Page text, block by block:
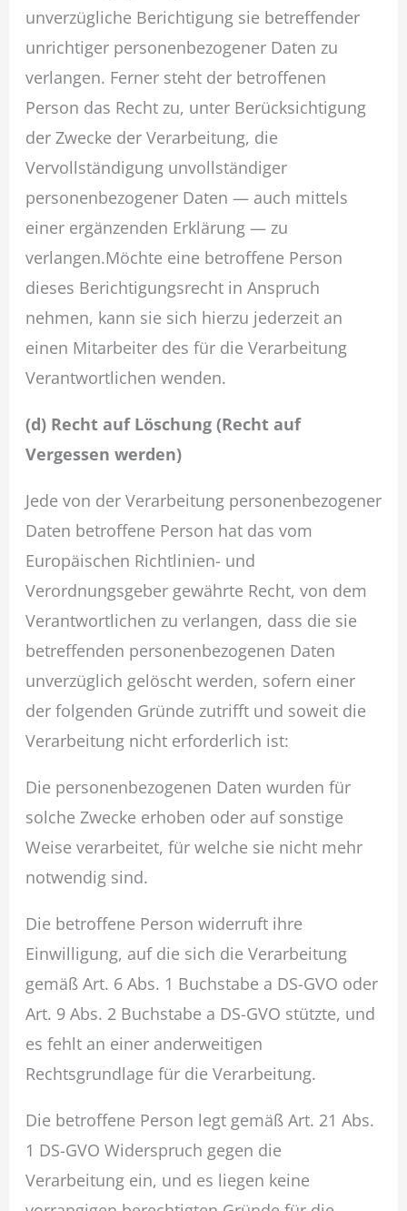
unverzügliche Berichtigung sie betreffender
unrichtiger personenbezogener Daten zu
verlangen. Ferner steht der betroffenen
Person das Recht zu, unter Berücksichtigung
der Zwecke der Verarbeitung, die
Vervollständigung unvollständiger
personenbezogener Daten — auch mittels
einer ergänzenden Erklärung — zu
verlangen.Möchte eine betroffene Person
dieses Berichtigungsrecht in Anspruch
nehmen, kann sie sich hierzu jederzeit an
einen Mitarbeiter des für die Verarbeitung
Verantwortlichen wenden.
(d) Recht auf Löschung (Recht auf
Vergessen werden)
Jede von der Verarbeitung personenbezogener
Daten betroffene Person hat das vom
Europäischen Richtlinien- und
Verordnungsgeber gewährte Recht, von dem
Verantwortlichen zu verlangen, dass die sie
betreffenden personenbezogenen Daten
unverzüglich gelöscht werden, sofern einer
der folgenden Gründe zutrifft und soweit die
Verarbeitung nicht erforderlich ist:
Die personenbezogenen Daten wurden für
solche Zwecke erhoben oder auf sonstige
Weise verarbeitet, für welche sie nicht mehr
notwendig sind.
Die betroffene Person widerruft ihre
Einwilligung, auf die sich die Verarbeitung
gemäß Art. 6 Abs. 1 Buchstabe a DS-GVO oder
Art. 9 Abs. 2 Buchstabe a DS-GVO stützte, und
es fehlt an einer anderweitigen
Rechtsgrundlage für die Verarbeitung.
Die betroffene Person legt gemäß Art. 21 Abs.
1 DS-GVO Widerspruch gegen die
Verarbeitung ein, und es liegen keine